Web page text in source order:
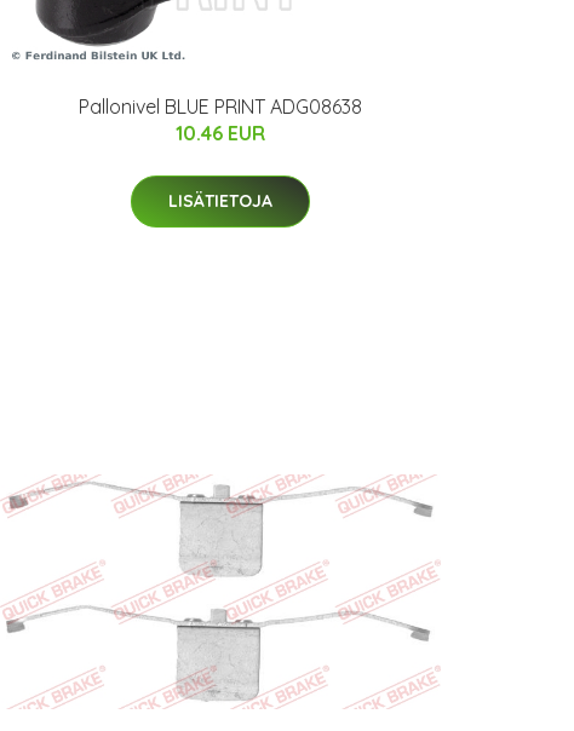
Pallonivel BLUE PRINT ADG08638
10.46 EUR
LISÄTIETOJA